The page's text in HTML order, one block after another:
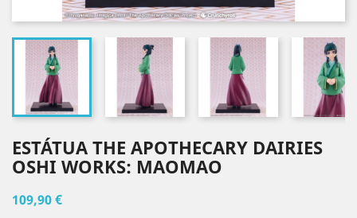
ESTÁTUA THE APOTHECARY DAIRIES
OSHI WORKS: MAOMAO
109,90 €